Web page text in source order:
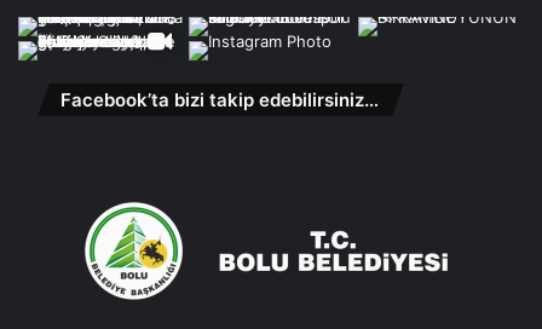
Facebook’ta bizi takip edebilirsiniz…